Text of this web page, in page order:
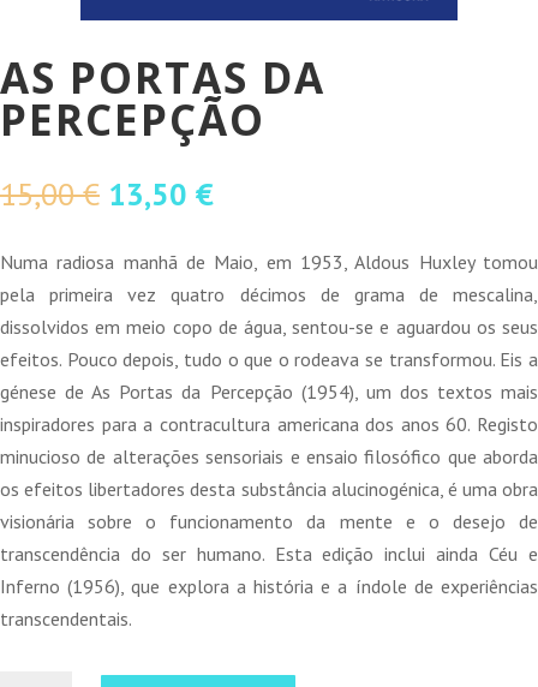
AS PORTAS DA
PERCEPÇÃO
15,00€ O
original
era:
15,00 €.
13,50 €O
atual
é:
13,50 €.
Numa radiosa manhã de Maio, em 1953, Aldous Huxley tomou
pela primeira vez quatro décimos de grama de mescalina,
dissolvidos em meio copo de água, sentou-se e aguardou os seus
efeitos. Pouco depois, tudo o que o rodeava se transformou. Eis a
génese de As Portas da Percepção (1954), um dos textos mais
inspiradores para a contracultura americana dos anos 60. Registo
minucioso de alterações sensoriais e ensaio filosófico que aborda
os efeitos libertadores desta substância alucinogénica, é uma obra
visionária sobre o funcionamento da mente e o desejo de
transcendência do ser humano. Esta edição inclui ainda Céu e
Inferno (1956), que explora a história e a índole de experiências
transcendentais.